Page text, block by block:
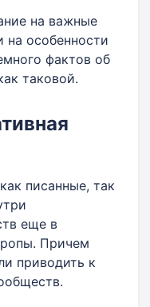
на важные
на особенности
фактов об
таковой.
писанные, так
еще в
Причем
приводить к